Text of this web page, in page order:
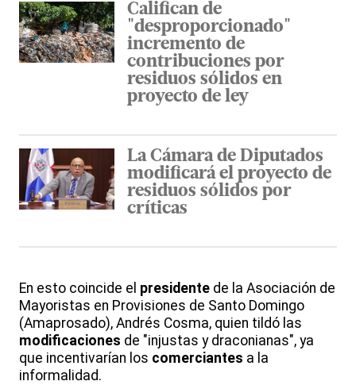
Califican de
"desproporcionado"
incremento de
contribuciones por
residuos sólidos en
proyecto de ley
La Cámara de Diputados
modificará el proyecto de
residuos sólidos por
críticas
En esto coincide el presidente de la Asociación de
Mayoristas en Provisiones de Santo Domingo
(Amaprosado), Andrés Cosma, quien tildó las
modificaciones de "injustas y draconianas", ya
que incentivarían los comerciantes a la
informalidad.